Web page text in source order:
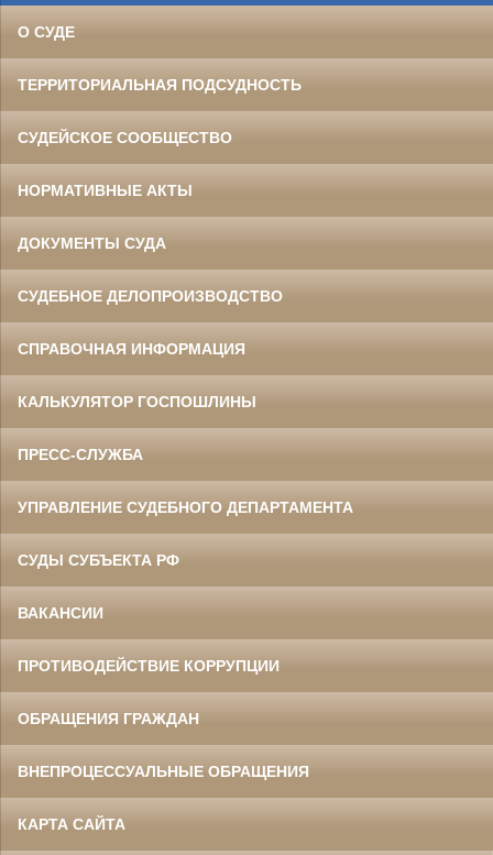
О СУДЕ
ТЕРРИТОРИАЛЬНАЯ ПОДСУДНОСТЬ
СУДЕЙСКОЕ СООБЩЕСТВО
НОРМАТИВНЫЕ АКТЫ
ДОКУМЕНТЫ СУДА
СУДЕБНОЕ ДЕЛОПРОИЗВОДСТВО
СПРАВОЧНАЯ ИНФОРМАЦИЯ
КАЛЬКУЛЯТОР ГОСПОШЛИНЫ
ПРЕСС-СЛУЖБА
УПРАВЛЕНИЕ СУДЕБНОГО ДЕПАРТАМЕНТА
СУДЫ СУБЪЕКТА РФ
ВАКАНСИИ
ПРОТИВОДЕЙСТВИЕ КОРРУПЦИИ
ОБРАЩЕНИЯ ГРАЖДАН
ВНЕПРОЦЕССУАЛЬНЫЕ ОБРАЩЕНИЯ
КАРТА САЙТА